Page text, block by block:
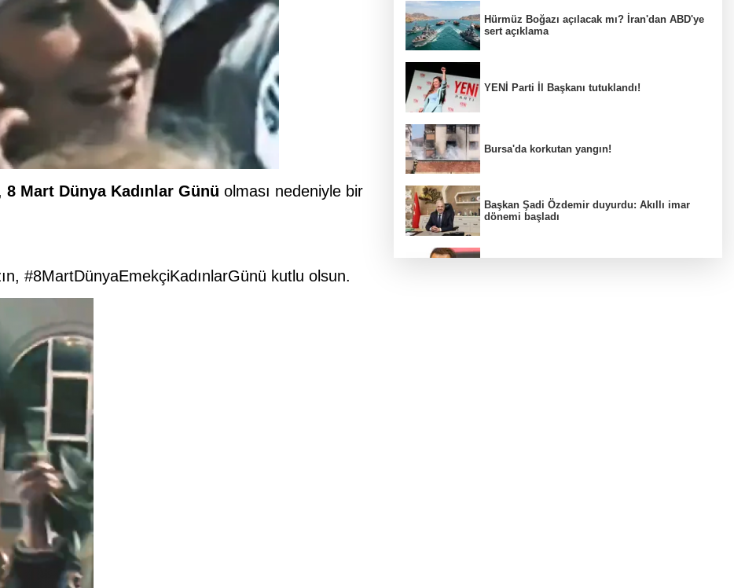
8 Mart Dünya Kadınlar Günü olması nedeniyle bir
#8MartDünyaEmekçiKadınlarGünü kutlu olsun.
Hürmüz Boğazı açılacak mı? İran'dan ABD'ye
sert açıklama
YENİ Parti İl Başkanı tutuklandı!
Bursa'da korkutan yangın!
Başkan Şadi Özdemir duyurdu: Akıllı imar
dönemi başladı